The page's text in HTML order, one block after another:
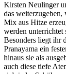
Kirsten Neulinger
das weiterzugeben,
Mix aus Hitze
werden unterrichtet
Besonders liegt ihr
Pranayama ein
hinaus sie als
auch diese tiefe